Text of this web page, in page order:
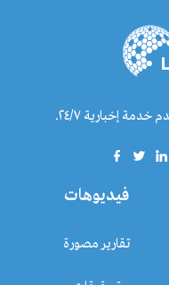
إخبارية ٢٤/٧.
فيديوهات
تقارير مصورة